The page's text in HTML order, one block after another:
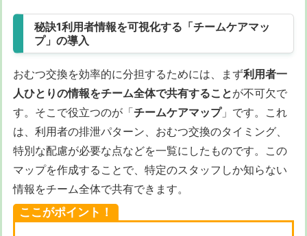
秘訣1利用者情報を可視化する「チームケアマッ
プ」の導入
おむつ交換を効率的に分担するためには、まず利用者一
人ひとりの情報をチーム全体で共有することが不可欠で
す。そこで役立つのが「チームケアマップ」です。これ
は、利用者の排泄パターン、おむつ交換のタイミング、
特別な配慮が必要な点などを一覧にしたものです。この
マップを作成することで、特定のスタッフしか知らない
情報をチーム全体で共有できます。
ここがポイント！